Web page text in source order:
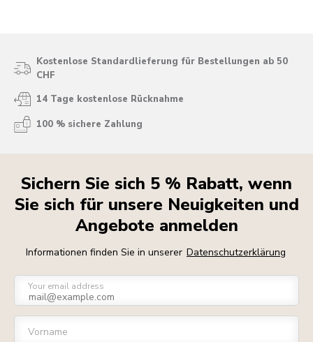
Kostenlose Standardlieferung für Bestellungen ab 50
CHF
14 Tage kostenlose Rücknahme
100 % sichere Zahlung
Sichern Sie sich 5 % Rabatt, wenn
Sie sich für unsere Neuigkeiten und
Angebote anmelden
Informationen finden Sie in unserer Datenschutzerklärung
Your email address
Vorname